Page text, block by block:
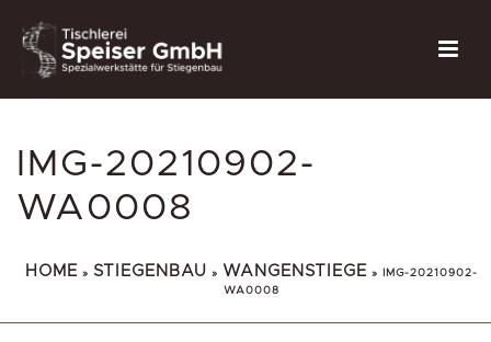
IMG-20210902-
WA0008
HOME » STIEGENBAU » WANGENSTIEGE »
IMG-20210902-
WA0008